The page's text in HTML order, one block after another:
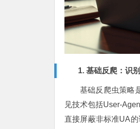
1. 基础反爬：识
基础反爬虫策略
见技术包括User-
直接屏蔽非标准UA